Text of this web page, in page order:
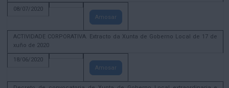
08/07/2020
Amosar
ACTIVIDADE CORPORATIVA. Extracto da Xunta de Goberno Local de 17 de
xuño de 2020
18/06/2020
Amosar